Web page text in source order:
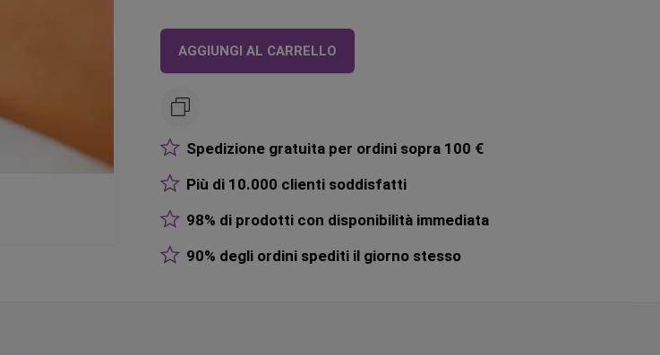
AGGIUNGI AL CARRELLO
Spedizione gratuita per ordini sopra 100 €
Più di 10.000 clienti soddisfatti
98% di prodotti con disponibilità immediata
90% degli ordini spediti il giorno stesso